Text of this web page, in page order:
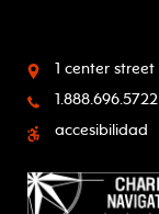
1 center street
1.888.696.5722
accesibilidad